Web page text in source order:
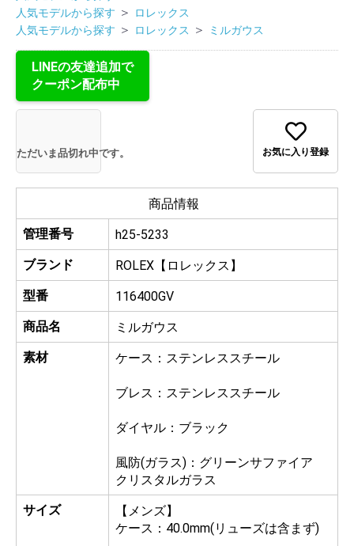
人気モデルから探す ＞
ロレックス
人気モデルから探す ＞ ロレックス ＞ ミルガウス
LINEの友達追加で
クーポン配布中
ただいま品切れ中です。 お気に入り登録
商品情報
管理番号
h25-5233
ブランド
ROLEX【ロレックス】
型番
116400GV
商品名
ミルガウス
素材
ケース：ステンレススチール
ブレス：ステンレススチール
ダイヤル：ブラック
風防(ガラス)：グリーンサファイア
クリスタルガラス
サイズ
【メンズ】
ケース：40.0mm(リューズは含まず)